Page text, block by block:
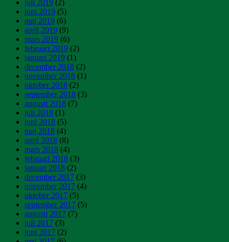
juli 2019 (2)
juni 2019 (5)
maj 2019 (6)
april 2019 (9)
mars 2019 (6)
februari 2019 (2)
januari 2019 (1)
december 2018 (2)
november 2018 (1)
oktober 2018 (2)
september 2018 (3)
augusti 2018 (7)
juli 2018 (1)
juni 2018 (5)
maj 2018 (4)
april 2018 (8)
mars 2018 (4)
februari 2018 (3)
januari 2018 (2)
december 2017 (3)
november 2017 (4)
oktober 2017 (5)
september 2017 (5)
augusti 2017 (7)
juli 2017 (3)
juni 2017 (2)